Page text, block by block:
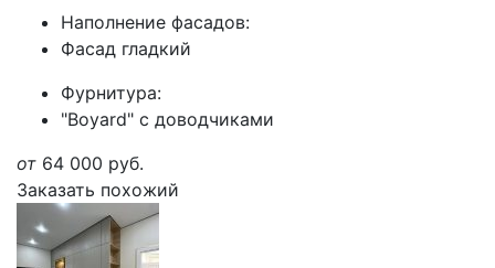
Наполнение фасадов:
Фасад гладкий
Фурнитура:
"Boyard" с доводчиками
от 64 000 руб.
Заказать похожий